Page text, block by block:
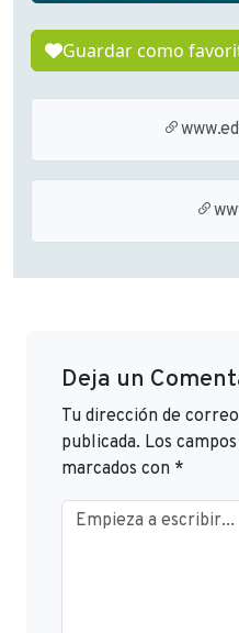
Guardar como
Deja un
Tu dirección de
publicada. Los
marcados con *